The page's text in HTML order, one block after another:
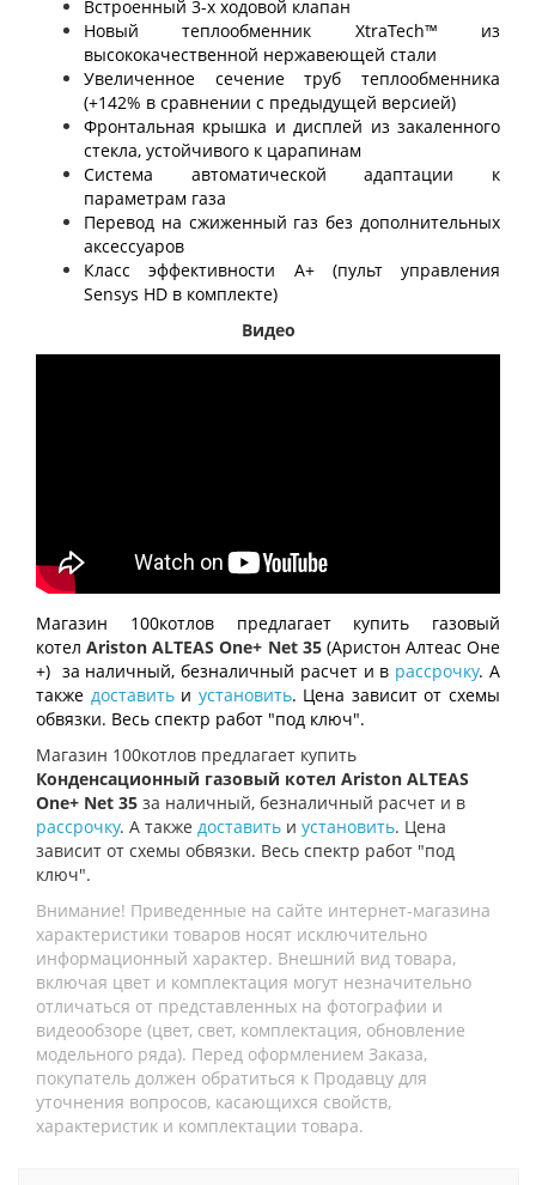
Встроенный 3-х ходовой клапан
Новый теплообменник XtraTech™ из
высококачественной нержавеющей стали
Увеличенное сечение труб теплообменника
(+142% в сравнении с предыдущей версией)
Фронтальная крышка и дисплей из закаленного
стекла, устойчивого к царапинам
Система автоматической адаптации к
параметрам газа
Перевод на сжиженный газ без дополнительных
аксессуаров
Класс эффективности А+ (пульт управления
Sensys HD в комплекте)
Видео
Магазин 100котлов предлагает купить газовый
котелAriston ALTEAS One+ Net 35 (Аристон Алтеас Оне
+) за наличный, безналичный расчет и в рассрочку. А
также доставить и установить. Цена зависит от схемы
обвязки. Весь спектр работ "под ключ".
Магазин 100котлов предлагает купить
Конденсационный газовый котел Ariston ALTEAS
One+ Net 35 за наличный, безналичный расчет и в
рассрочку. А также доставить и установить. Цена
зависит от схемы обвязки. Весь спектр работ "под
ключ".
Внимание! Приведенные на сайте интернет-магазина
характеристики товаров носят исключительно
информационный характер. Внешний вид товара,
включая цвет и комплектация могут незначительно
отличаться от представленных на фотографии и
видеообзоре (цвет, свет, комплектация, обновление
модельного ряда). Перед оформлением Заказа,
покупатель должен обратиться к Продавцу для
уточнения вопросов, касающихся свойств,
характеристик и комплектации товара.